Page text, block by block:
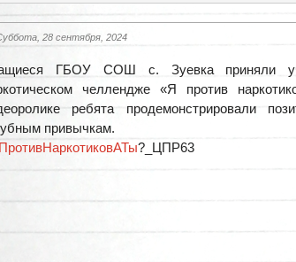
28 сентября, 2024
ГБОУ СОШ с. Зуевка приняли
челлендже «Я против
ребята продемонстрировали
привычкам.
?_ЦПР63